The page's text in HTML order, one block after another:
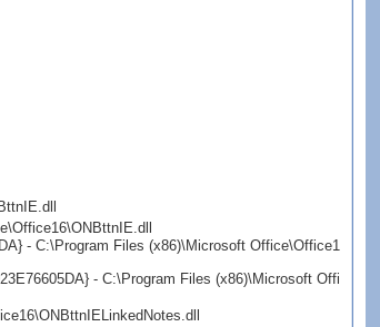
- C:\Program Files (x86)\Microsoft Office\Office1
- C:\Program Files (x86)\Microsoft Offi